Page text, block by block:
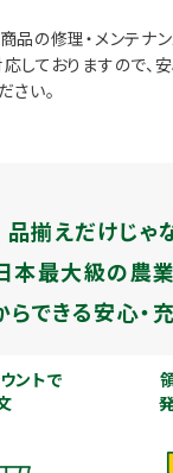
品の修理・メンテナ
しておりますので、
さい。
揃えだけじゃ
本最大級の農
らできる安心・
ントで